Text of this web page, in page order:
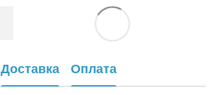
Доставка Оплата